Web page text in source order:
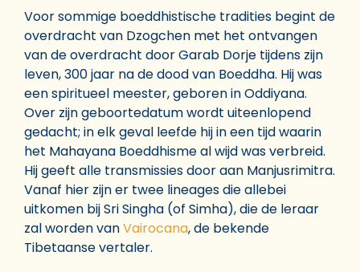
Voor sommige boeddhistische tradities begint de
overdracht van Dzogchen met het ontvangen
van de overdracht door Garab Dorje tijdens zijn
leven, 300 jaar na de dood van Boeddha. Hij was
een spiritueel meester, geboren in Oddiyana.
Over zijn geboortedatum wordt uiteenlopend
gedacht; in elk geval leefde hij in een tijd waarin
het Mahayana Boeddhisme al wijd was verbreid.
Hij geeft alle transmissies door aan Manjusrimitra.
Vanaf hier zijn er twee lineages die allebei
uitkomen bij Sri Singha (of Simha), die de leraar
zal worden vanVairocana, de bekende
Tibetaanse vertaler.